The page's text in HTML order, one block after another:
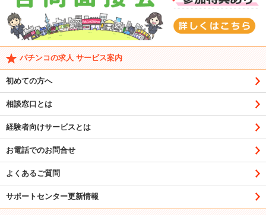
パチンコの求人 サービス案内
初めての方へ
相談窓口とは
経験者向けサービスとは
お電話でのお問合せ
よくあるご質問
サポートセンター更新情報